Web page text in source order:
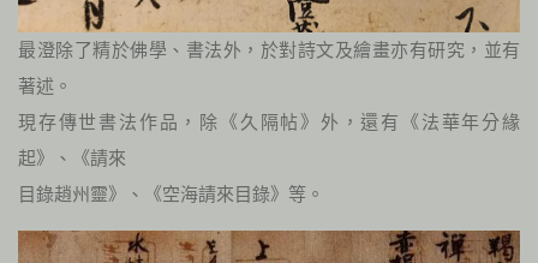
最澄除了精於佛學、書法外，於對詩文及繪畫亦有研究，並有
著述。
現存傳世書法作品，除《久隔帖》外，還有《法華年分緣
起》、《請來
目錄趙州靈》、《空海請來目錄》等。